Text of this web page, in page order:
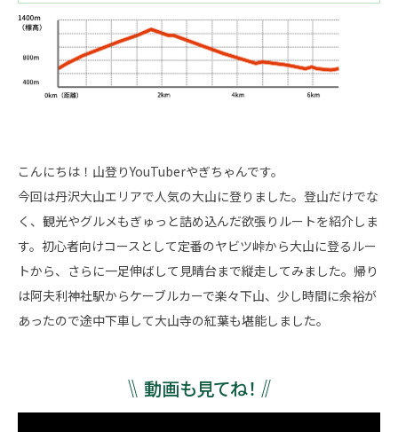
こんにちは！山登りYouTuberやぎちゃんです。
今回は丹沢大山エリアで人気の大山に登りました。登山だけでな
く、観光やグルメもぎゅっと詰め込んだ欲張りルートを紹介しま
す。初心者向けコースとして定番のヤビツ峠から大山に登るルー
トから、さらに一足伸ばして見晴台まで縦走してみました。帰り
は阿夫利神社駅からケーブルカーで楽々下山、少し時間に余裕が
あったので途中下車して大山寺の紅葉も堪能しました。
動画も見てね！